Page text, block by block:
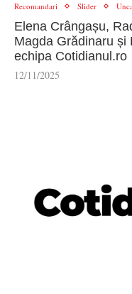
Recomandari Slider
Elena Crângașu,
Magda Grădinaru și
echipa Cotidianul.ro
12/11/2025